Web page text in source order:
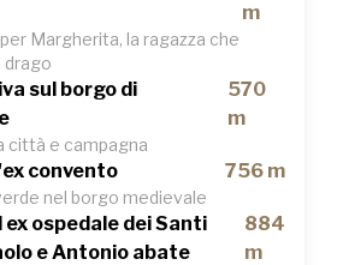
Margherita, la ragazza che
drago
m
sul borgo di
città e campagna
570
m
convento
nel borgo medievale
756 m
ex ospedale dei Santi
e Antonio abate
884
m